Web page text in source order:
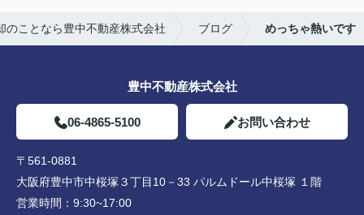
のことなら豊中不動産株式会社 ブログ めっちゃ熱いです
豊中不動産株式会社
06-4865-5100 お問い合わせ
〒561-0881
大阪府豊中市中桜塚３丁目10－33 パルムドール中桜塚 １階
営業時間： 9:30~17:00